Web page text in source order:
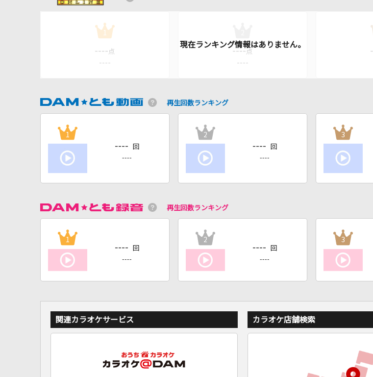
1
---- 点
----
---- 点
----
再生回数ランキング
1
---- 回
----
2
---- 回
----
3
再生回数ランキング
1
---- 回
----
2
---- 回
----
3
関連カラオケサービス カラオケ店舗検索